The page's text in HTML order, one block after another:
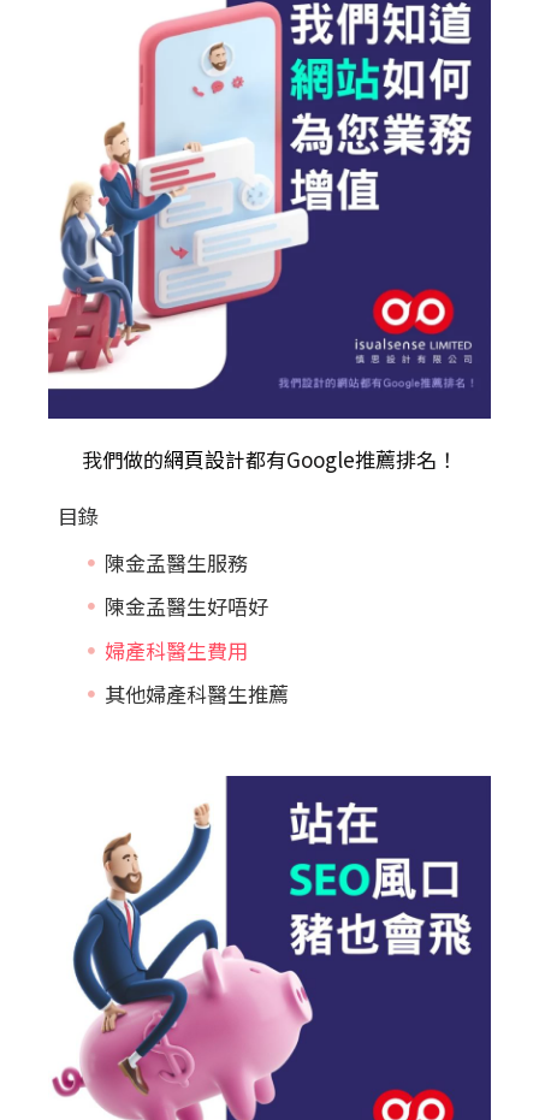
我們做的網頁設計都有Google推薦排名！
目錄
陳金孟醫生服務
陳金孟醫生好唔好
婦產科醫生費用
其他婦產科醫生推薦